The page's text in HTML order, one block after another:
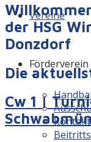
Vereine
Förderverein
Kontakt
der HSG
Donzdorf
Die
Cw 1 |